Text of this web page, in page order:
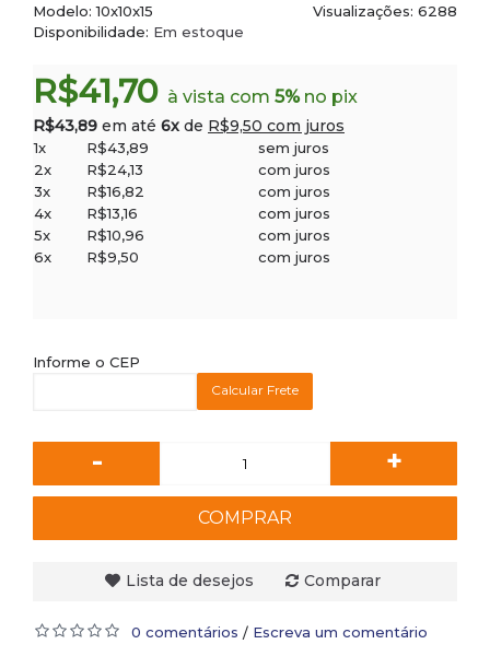
Visualizações: 6288
Modelo:10x10x15
Disponibilidade: Em estoque
R$41,70 à vista com 5%no pix
R$43,89 em até 6x de R$9,50 com juros
1x R$43,89
sem juros
2x
R$24,13
com juros
3x
R$16,82
com juros
4x
R$13,16
com juros
5x
R$10,96
com juros
6x
R$9,50 com juros
Informe o CEP
Calcular Frete
- +
COMPRAR
Lista de desejos Comparar
0 comentários / Escreva um comentário